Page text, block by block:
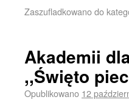
Zaszufladkowano do
Akademii
,,Święto
Opublikowano 12